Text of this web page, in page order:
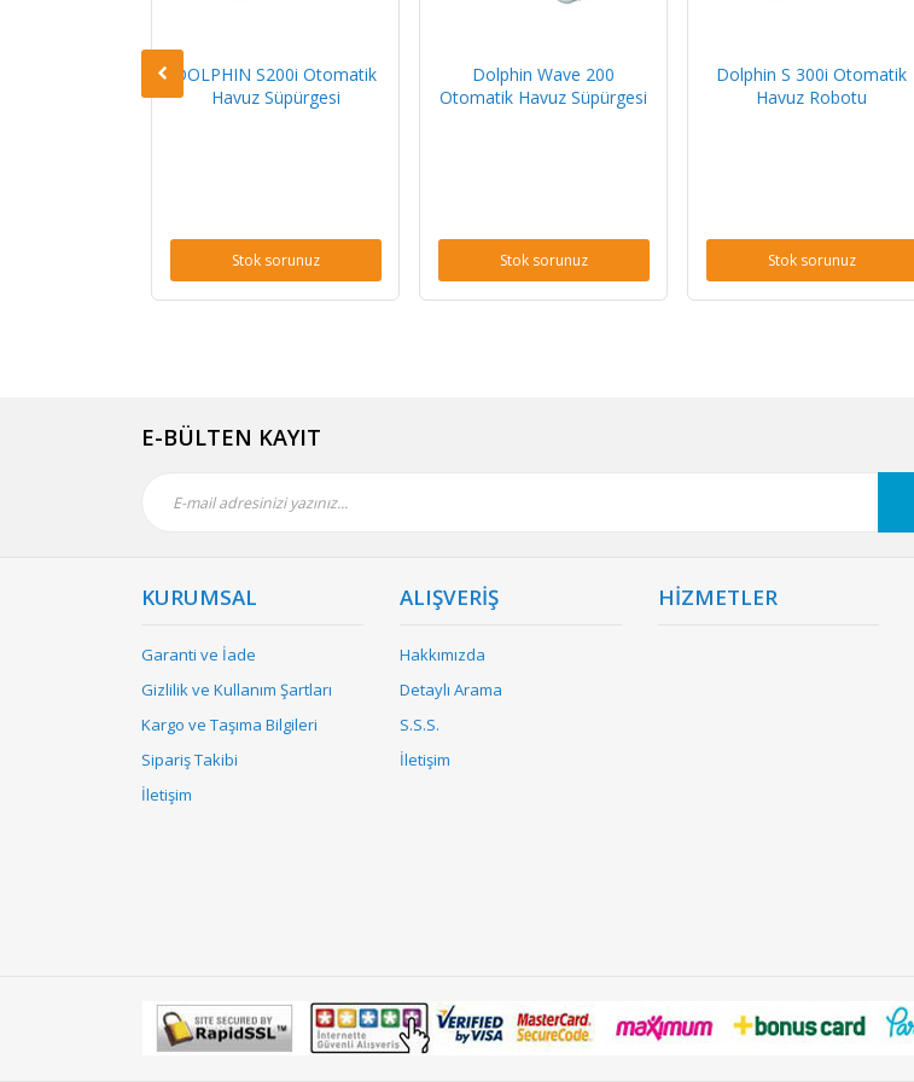
DOLPHIN S200i Otomatik
Havuz Süpürgesi
Stok sorunuz
Dolphin Wave 200
Otomatik Havuz Süpürgesi
Stok sorunuz
Dolphin S 300i Otomatik
Havuz Robotu
Stok sorunuz
E-BÜLTEN KAYIT
KURUMSAL
Garanti ve İade
Gizlilik ve Kullanım Şartları
Kargo ve Taşıma Bilgileri
Sipariş Takibi
İletişim
ALIŞVERİŞ
Hakkımızda
Detaylı Arama
S.S.S.
İletişim
HİZMETLER